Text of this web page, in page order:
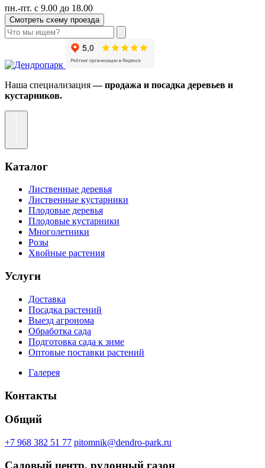
пн.-пт. с 9.00 до 18.00
Смотреть схему проезда
Наша специализация— продажа и посадка деревьев и
кустарников.
Каталог
Лиственные деревья
Лиственные кустарники
Плодовые деревья
Плодовые кустарники
Многолетники
Розы
Хвойные растения
Услуги
Доставка
Посадка растений
Выезд агронома
Обработка сада
Подготовка сада к зиме
Оптовые поставки растений
Галерея
Контакты
Общий
+7 968 382 51 77 pitomnik@dendro-park.ru
Садовый центр, рулонный газон